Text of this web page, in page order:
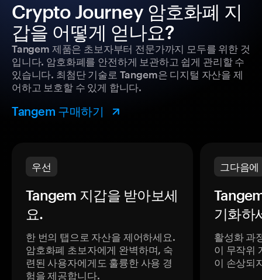
Crypto Journey 암호화폐 지
갑을 어떻게 얻나요?
Tangem 제품은 초보자부터 전문가까지 모두를 위한 것
입니다. 암호화폐를 안전하게 보관하고 쉽게 관리할 수
있습니다. 최첨단 기술로 Tangem은 디지털 자산을 제
어하고 보호할 수 있게 합니다.
Tangem 구매하기
우선
Tangem 지갑을 받아보세
요.
한 번의 탭으로 자산을 제어하세요.
암호화폐 초보자에게 완벽하며, 숙
련된 사용자에게도 훌륭한 사용 경
험을 제공합니다.
그다음에
기화하
활성화 과
이 무작위
이 손상되